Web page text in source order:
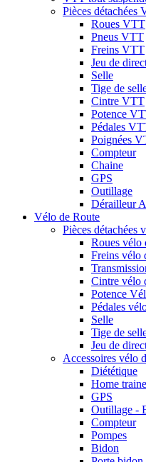
Pièces détachées
Roues VTT
Pneus VTT
Freins VTT
Jeu de
Selle
Tige de
Cintre VTT
Potence
Pédales
Poignées
Compteur
Chaine
GPS
Outillage
Dérailleur
Vélo de Route
Pièces détachées
Roues vélo
Freins vélo
Cintre vélo
Potence
Pédales
Selle
Tige de
Jeu de
Accessoires vélo
Diététique
Home
GPS
Outillage -
Compteur
Pompes
Bidon